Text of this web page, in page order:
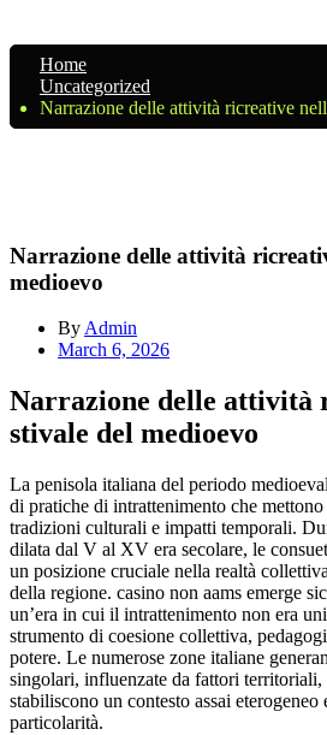
Home
Uncategorized
Narrazione delle attività ricreative
Narrazione delle attività
medioevo
By Admin
March 6, 2026
Narrazione delle attività
stivale del medioevo
La penisola italiana del periodo
di pratiche di intrattenimento che
tradizioni culturali e impatti temporali.
dilata dal V al XV era secolare, le
un posizione cruciale nella realtà
della regione. casino non aams emerge
un’era in cui il intrattenimento non era
strumento di coesione collettiva,
potere. Le numerose zone italiane
singolari, influenzate da fattori
stabiliscono un contesto assai eterogeneo
particolarità.